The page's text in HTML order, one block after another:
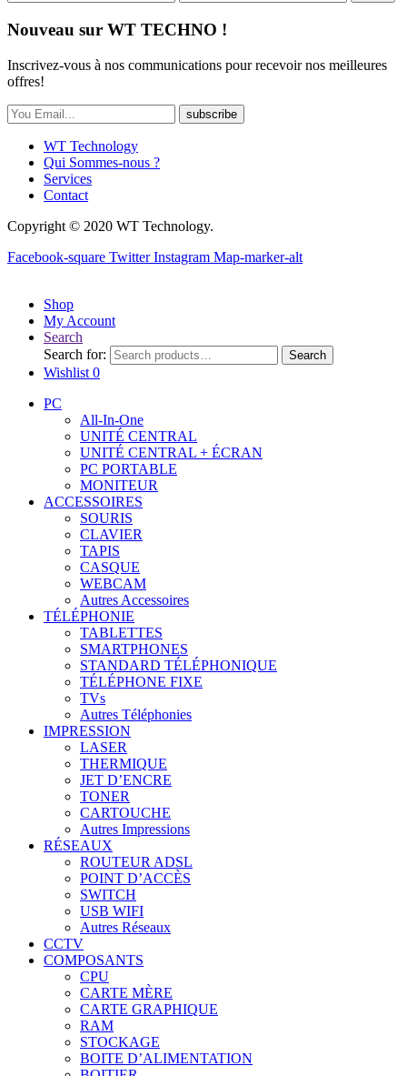
Nouveau sur WT TECHNO !
Inscrivez-vous à nos communications pour recevoir nos meilleures
offres!
subscribe
WT Technology
Qui Sommes-nous ?
Services
Contact
Copyright © 2020 WT Technology.
Facebook-square Twitter Instagram Map-marker-alt
Shop
My Account
Search
Search for:
Search
Wishlist 0
PC
All-In-One
UNITÉ CENTRAL
UNITÉ CENTRAL + ÉCRAN
PC PORTABLE
MONITEUR
ACCESSOIRES
SOURIS
CLAVIER
TAPIS
CASQUE
WEBCAM
Autres Accessoires
TÉLÉPHONIE
TABLETTES
SMARTPHONES
STANDARD TÉLÉPHONIQUE
TÉLÉPHONE FIXE
TVs
Autres Téléphonies
IMPRESSION
LASER
THERMIQUE
JET D’ENCRE
TONER
CARTOUCHE
Autres Impressions
RÉSEAUX
ROUTEUR ADSL
POINT D’ACCÈS
SWITCH
USB WIFI
Autres Réseaux
CCTV
COMPOSANTS
CPU
CARTE MÈRE
CARTE GRAPHIQUE
RAM
STOCKAGE
BOITE D’ALIMENTATION